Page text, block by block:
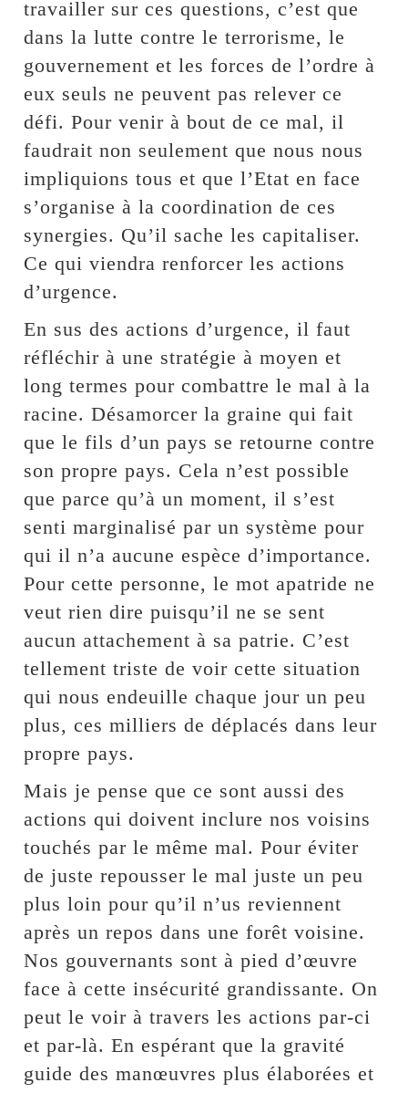
travailler sur ces questions, c’est que
dans la lutte contre le terrorisme, le
gouvernement et les forces de l’ordre à
eux seuls ne peuvent pas relever ce
défi. Pour venir à bout de ce mal, il
faudrait non seulement que nous nous
impliquions tous et que l’Etat en face
s’organise à la coordination de ces
synergies. Qu’il sache les capitaliser.
Ce qui viendra renforcer les actions
d’urgence.
En sus des actions d’urgence, il faut
réfléchir à une stratégie à moyen et
long termes pour combattre le mal à la
racine. Désamorcer la graine qui fait
que le fils d’un pays se retourne contre
son propre pays. Cela n’est possible
que parce qu’à un moment, il s’est
senti marginalisé par un système pour
qui il n’a aucune espèce d’importance.
Pour cette personne, le mot apatride ne
veut rien dire puisqu’il ne se sent
aucun attachement à sa patrie. C’est
tellement triste de voir cette situation
qui nous endeuille chaque jour un peu
plus, ces milliers de déplacés dans leur
propre pays.
Mais je pense que ce sont aussi des
actions qui doivent inclure nos voisins
touchés par le même mal. Pour éviter
de juste repousser le mal juste un peu
plus loin pour qu’il n’us reviennent
après un repos dans une forêt voisine.
Nos gouvernants sont à pied d’œuvre
face à cette insécurité grandissante. On
peut le voir à travers les actions par-ci
et par-là. En espérant que la gravité
guide des manœuvres plus élaborées et